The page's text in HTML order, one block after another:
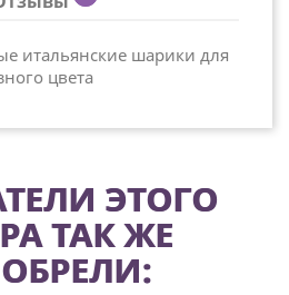
итальянские шарики для
цвета
ЭТОГО
ТАК ЖЕ